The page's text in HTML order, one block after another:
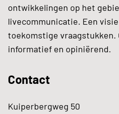
ontwikkelingen op het
livecommunicatie. Een
toekomstige vraagstukken.
informatief en opiniërend.
Contact
Kuiperbergweg 50